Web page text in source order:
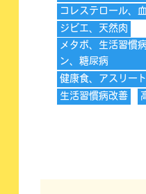
コレステロール、
ジビエ、天然肉
メタボ、生活習慣
ン、糖尿病
健康食、アスリー
生活習慣病改善